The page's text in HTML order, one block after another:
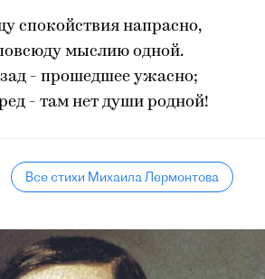
спокойствия напрасно,
мыслию одной.
- прошедшее ужасно;
- там нет души родной!
Все стихи Михаила Лермонтова